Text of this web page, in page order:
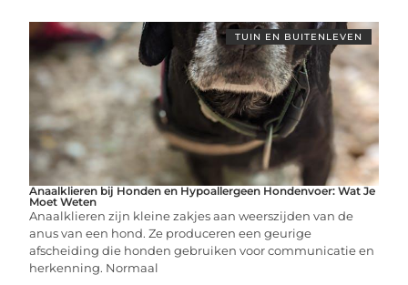
TUIN EN BUITENLEVEN
Anaalklieren bij Honden en Hypoallergeen Hondenvoer: Wat Je
Moet Weten
Anaalklieren zijn kleine zakjes aan weerszijden van de
anus van een hond. Ze produceren een geurige
afscheiding die honden gebruiken voor communicatie en
herkenning. Normaal